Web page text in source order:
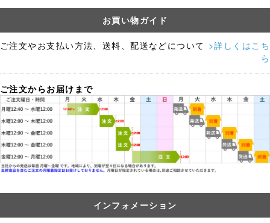
お買い物ガイド
ご注文やお支払い方法、送料、配送などについて >詳しくはこち
ら
ご注文からお届けまで
インフォメーション